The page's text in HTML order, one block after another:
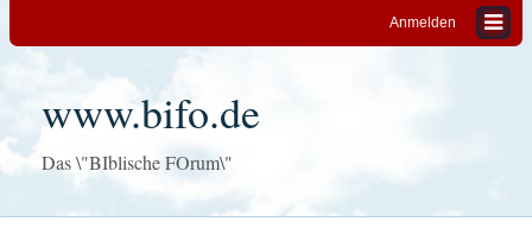
Anmelden
www.bifo.de
Das \"BIblische FOrum\"